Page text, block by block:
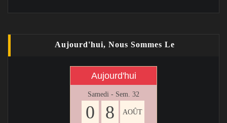
Aujourd'hui, Nous Sommes Le
Aujourd'hui
Samedi - Sem. 32
0 8 AOÛT